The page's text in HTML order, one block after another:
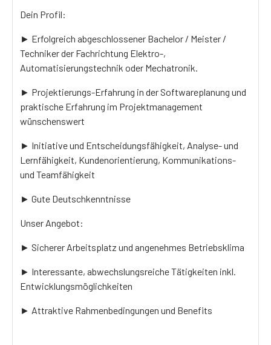
Dein Profil:
► Erfolgreich abgeschlossener Bachelor / Meister /
Techniker der Fachrichtung Elektro-,
Automatisierungstechnik oder Mechatronik.
► Projektierungs-Erfahrung in der Softwareplanung und
praktische Erfahrung im Projektmanagement
wünschenswert
► Initiative und Entscheidungsfähigkeit, Analyse- und
Lernfähigkeit, Kundenorientierung, Kommunikations-
und Teamfähigkeit
► Gute Deutschkenntnisse
Unser Angebot:
► Sicherer Arbeitsplatz und angenehmes Betriebsklima
► Interessante, abwechslungsreiche Tätigkeiten inkl.
Entwicklungsmöglichkeiten
► Attraktive Rahmenbedingungen und Benefits